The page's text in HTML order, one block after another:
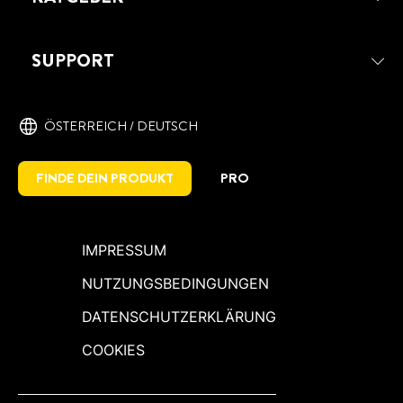
SUPPORT
ÖSTERREICH / DEUTSCH
FINDE DEIN PRODUKT PRO
IMPRESSUM
NUTZUNGSBEDINGUNGEN
DATENSCHUTZERKLÄRUNG
COOKIES